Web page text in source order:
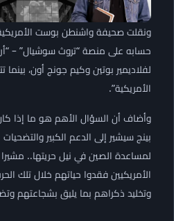
ونقلت صحيفة واشنطن بوست
حسابه على منصة “تروث سوشيال” –
لفلاديمير بوتين وكيم جونج أون، بينما
الأمريكية”.
وأضاف أن السؤال الأهم هو ما إذا
بينج سيشير إلى الدعم الكبير
لمساعدة الصين في نيل حريتها..
الأمريكيين فقدوا حياتهم خلال تلك
وتخليد ذكراهم بما يليق بشجاعتهم